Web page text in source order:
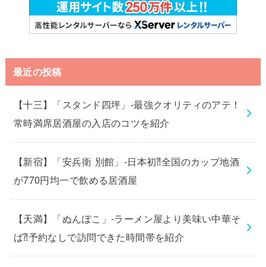
最近の投稿
【十三】「スタンド四坪」-最強クオリティのアテ！
常時満席居酒屋の入店のコツを紹介
【新宿】「安兵衛 別館」-日本初⁈全国のカップ地酒
が770円均一で飲める居酒屋
【天満】「ぬんぽこ」-ラーメン屋より美味い中華そ
ば⁈予約なしで訪問できた時間帯を紹介